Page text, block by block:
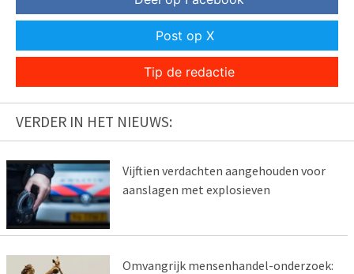
Post op X
Tip de redactie
VERDER IN HET NIEUWS:
Vijftien verdachten aangehouden voor
aanslagen met explosieven
Omvangrijk mensenhandel-onderzoek: